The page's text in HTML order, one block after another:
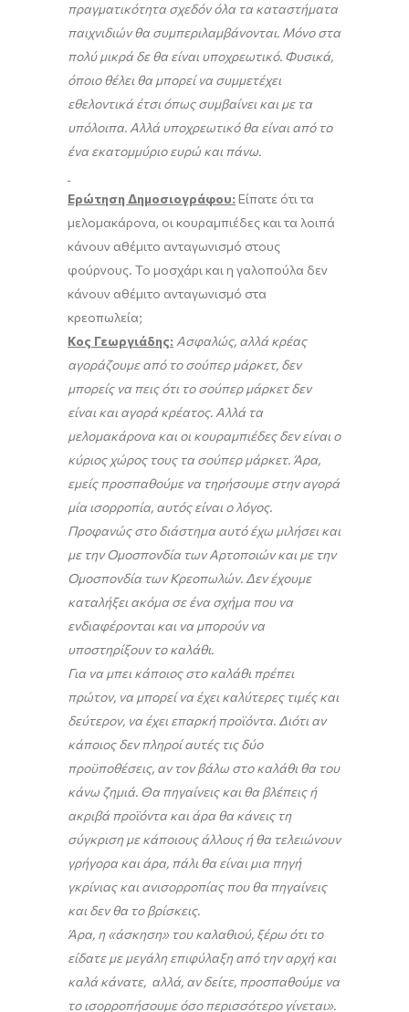
πραγματικότητα σχεδόν όλα τα καταστήματα
παιχνιδιών θα συμπεριλαμβάνονται. Μόνο στα
πολύ μικρά δε θα είναι υποχρεωτικό. Φυσικά,
όποιο θέλει θα μπορεί να συμμετέχει
εθελοντικά έτσι όπως συμβαίνει και με τα
υπόλοιπα. Αλλά υποχρεωτικό θα είναι από το
ένα εκατομμύριο ευρώ και πάνω.
Ερώτηση Δημοσιογράφου: Είπατε ότι τα
μελομακάρονα, οι κουραμπιέδες και τα λοιπά
κάνουν αθέμιτο ανταγωνισμό στους
φούρνους. Το μοσχάρι και η γαλοπούλα δεν
κάνουν αθέμιτο ανταγωνισμό στα
κρεοπωλεία;
Κος Γεωργιάδης: Ασφαλώς, αλλά κρέας
αγοράζουμε από το σούπερ μάρκετ, δεν
μπορείς να πεις ότι το σούπερ μάρκετ δεν
είναι και αγορά κρέατος. Αλλά τα
μελομακάρονα και οι κουραμπιέδες δεν είναι ο
κύριος χώρος τους τα σούπερ μάρκετ. Άρα,
εμείς προσπαθούμε να τηρήσουμε στην αγορά
μία ισορροπία, αυτός είναι ο λόγος.
Προφανώς στο διάστημα αυτό έχω μιλήσει και
με την Ομοσπονδία των Αρτοποιών και με την
Ομοσπονδία των Κρεοπωλών. Δεν έχουμε
καταλήξει ακόμα σε ένα σχήμα που να
ενδιαφέρονται και να μπορούν να
υποστηρίξουν το καλάθι.
Για να μπει κάποιος στο καλάθι πρέπει
πρώτον, να μπορεί να έχει καλύτερες τιμές και
δεύτερον, να έχει επαρκή προϊόντα. Διότι αν
κάποιος δεν πληροί αυτές τις δύο
προϋποθέσεις, αν τον βάλω στο καλάθι θα του
κάνω ζημιά. Θα πηγαίνεις και θα βλέπεις ή
ακριβά προϊόντα και άρα θα κάνεις τη
σύγκριση με κάποιους άλλους ή θα τελειώνουν
γρήγορα και άρα, πάλι θα είναι μια πηγή
γκρίνιας και ανισορροπίας που θα πηγαίνεις
και δεν θα το βρίσκεις.
Άρα, η «άσκηση» του καλαθιού, ξέρω ότι το
είδατε με μεγάλη επιφύλαξη από την αρχή και
καλά κάνατε, αλλά, αν δείτε, προσπαθούμε να
το ισορροπήσουμε όσο περισσότερο γίνεται».